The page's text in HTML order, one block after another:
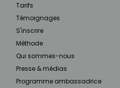
Tarifs
Témoignages
S'inscrire
Méthode
Qui sommes-nous
Presse & médias
Programme ambassadrice